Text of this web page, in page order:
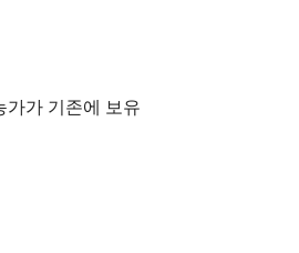
가가 기존에 보유